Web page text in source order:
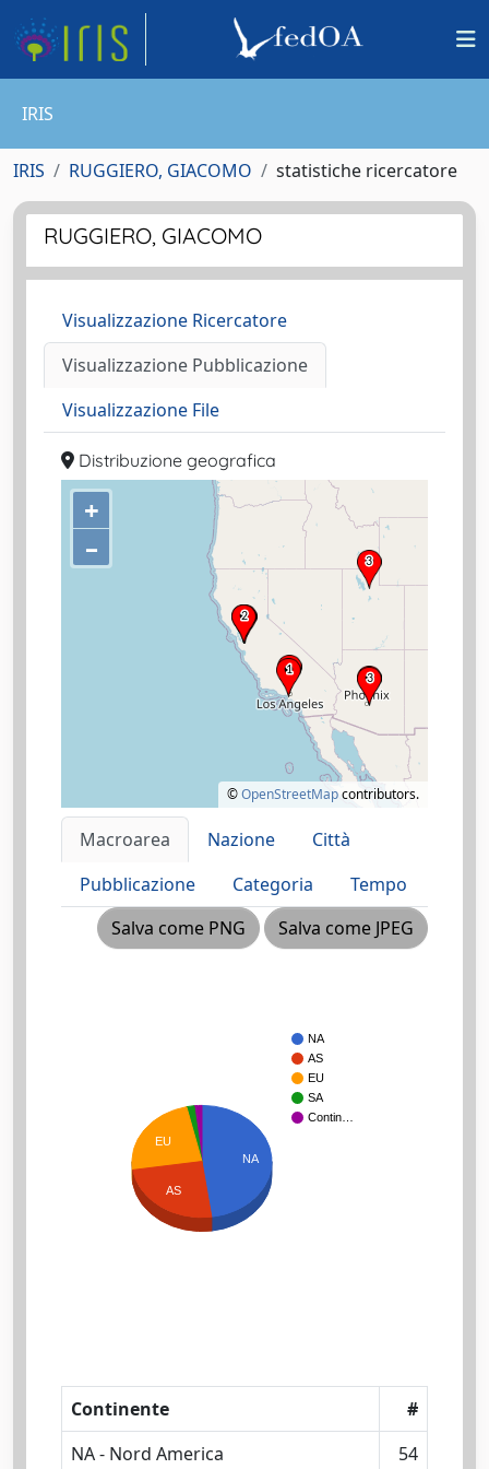
IRIS
IRIS RUGGIERO, GIACOMO statistiche ricercatore
RUGGIERO, GIACOMO
Visualizzazione Ricercatore
Visualizzazione Pubblicazione
Visualizzazione File
Distribuzione geografica
+
–
©OpenStreetMapcontributors.
Macroarea Nazione
Città
Pubblicazione
Categoria
Tempo
Salva come PNG
Salva come JPEG
NA
AS
EU
SA
Contin…
NA
EU
AS
Continente
#
NA - Nord America
54